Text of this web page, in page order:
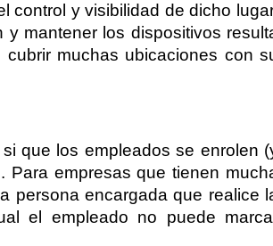
control y visibilidad de dicho
y mantener los dispositivos
muchas ubicaciones con
que los empleados se enrolen
Para empresas que tienen
persona encargada que realice
el empleado no puede